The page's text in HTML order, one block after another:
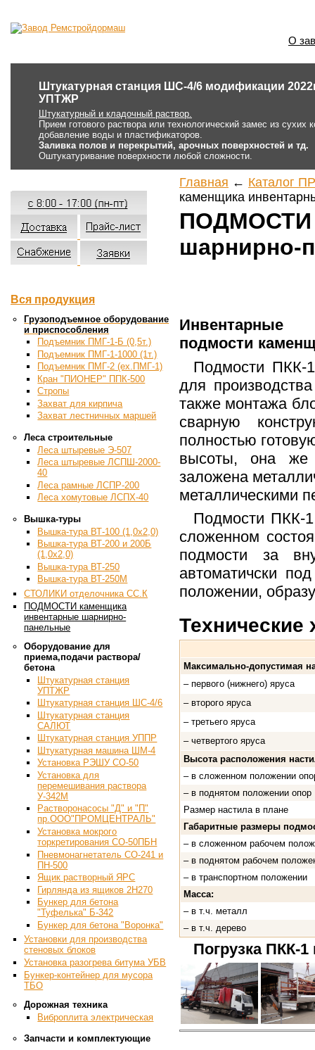
О
Штукатурная станция ШС-4/6 модификации
УПТЖР
Штукатурный и кладочный раствор.
Прием готового раствора или технологический замес из сухих
добавление воды и пластификаторов.
Заливка полов и перекрытий, арочных поверхностей и тд.
Оштукатуривание поверхности любой сложности.
Вся продукция
Грузоподъемное оборудование
и приспособления
Подъемник ПМГ-1-Б (0,5т.)
Подъемник ПМГ-1-1000 (1т.)
Подъемник ПМГ-2 (ex.ПМГ-1)
Кран "ПИОНЕР" ППК-500
Стропы
Захват для кирпича
Захват лестничных маршей
Леса строительные
Леса штыревые Э-507
Леса штыревые ЛСПШ-2000-
40
Леса рамные ЛСПР-200
Леса хомутовые ЛСПХ-40
Вышка-туры
Вышка-тура ВТ-100 (1,0х2,0)
Вышка-тура ВТ-200 и 200Б
(1,0х2,0)
Вышка-тура ВТ-250
Вышка-тура ВТ-250М
СТОЛИКИ отделочника СС.К
ПОДМОСТИ каменщика
инвентарные шарнирно-
панельные
Оборудование для
приема,подачи раствора/
бетона
Штукатурная станция
УПТЖР
Штукатурная станция ШС-4/6
Штукатурная станция
САЛЮТ
Штукатурная станция УППР
Штукатурная машина ШМ-4
Установка РЭШУ СО-50
Установка для
перемешивания раствора
У-342М
Растворонасосы "Д" и "П"
пр.ООО"ПРОМЦЕНТРАЛЬ"
Установка мокрого
торкретирования СО-50ПБН
Пневмонагнетатель СО-241 и
ПН-500
Ящик растворный ЯРС
Гирлянда из ящиков 2Н270
Бункер для бетона
"Туфелька" Б-342
Бункер для бетона "Воронка"
Установки для производства
стеновых блоков
Установка разогрева битума УБВ
Бункер-контейнер для мусора
ТБО
Дорожная техника
Виброплита электрическая
Запчасти и комплектующие
Главная ← Каталог
каменщика
ПОДМОСТИ
шарнирно-
Инвентарные
подмости
Подмости ПКК-
для
также монтажа
сварную
полностью
высоты, она же
заложена
металлическими
Подмости ПКК-
сложенном
подмости за
автоматичски
положении,
Технические
Максимально-допустимая
– первого (нижнего) яруса
– второго яруса
– третьего яруса
– четвертого яруса
Высота расположения
– в сложенном положении
– в поднятом положении опор
Размер настила в плане
Габаритные размеры
– в сложенном рабочем
– в поднятом рабочем
– в транспортном положении
Масса:
– в т.ч. металл
– в т.ч. дерево
Погрузка ПКК-